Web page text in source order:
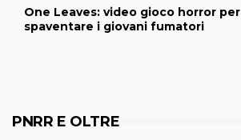
One Leaves: video gioco horror per
spaventare i giovani fumatori
PNRR E OLTRE